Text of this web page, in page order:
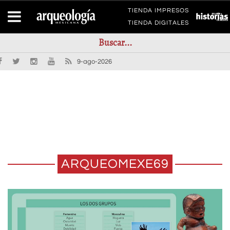
TIENDA IMPRESOS
TIENDA DIGITALES
9-ago-2026
ARQUEOMEXE69